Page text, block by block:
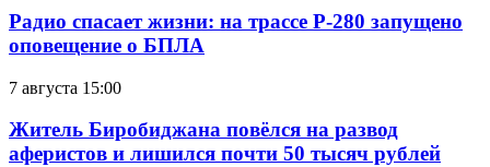
Радио спасает жизни: на трассе Р-280 запущено
оповещение о БПЛА
7 августа 15:00
Житель Биробиджана повёлся на развод
аферистов и лишился почти 50 тысяч рублей